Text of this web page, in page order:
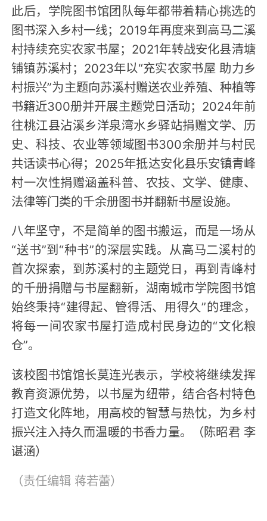
此后，学院图书馆团队每年都带着精心挑选的
图书深入乡村一线；2019年再度来到高马二溪
村持续充实农家书屋；2021年转战安化县清塘
铺镇苏溪村；2023年以“充实农家书屋 助力乡
村振兴”为主题向苏溪村赠送农业养殖、种植等
书籍近300册并开展主题党日活动；2024年前
往桃江县沾溪乡洋泉湾水乡驿站捐赠文学、历
史、科技、农业等领域图书300余册并与村民
共话读书心得；2025年抵达安化县乐安镇青峰
村一次性捐赠涵盖科普、农技、文学、健康、
法律等门类的千余册图书并翻新书屋设施。
八年坚守，不是简单的图书搬运，而是一场从
“送书”到“种书”的深层实践。从高马二溪村的
首次探索，到苏溪村的主题党日，再到青峰村
的千册捐赠与书屋翻新，湖南城市学院图书馆
始终秉持“建得起、管得活、用得久”的理念，
将每一间农家书屋打造成村民身边的“文化粮
仓”。
该校图书馆馆长莫连光表示，学校将继续发挥
教育资源优势，以书屋为纽带，结合各村特色
打造文化阵地，用高校的智慧与热忱，为乡村
振兴注入持久而温暖的书香力量。（陈昭君 李
谌涵）
（责任编辑 蒋若蕾）